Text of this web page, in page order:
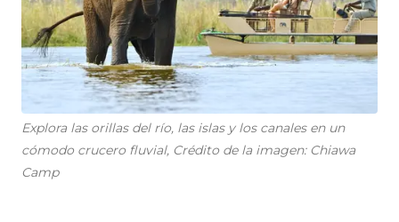
Explora las orillas del río, las islas y los canales en un
cómodo crucero fluvial, Crédito de la imagen: Chiawa
Camp